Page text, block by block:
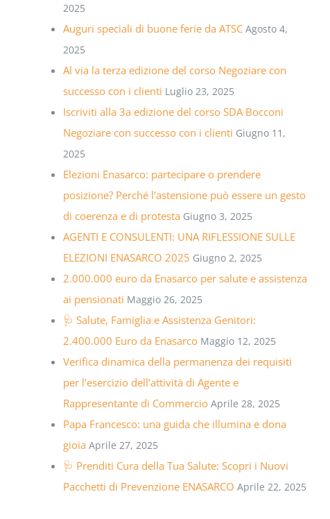
2025
Auguri speciali di buone ferie da ATSC Agosto 4,
2025
Al via la terza edizione del corso Negoziare con
successo con i clienti Luglio 23, 2025
Iscriviti alla 3a edizione del corso SDA Bocconi
Negoziare con successo con i clienti Giugno 11,
2025
Elezioni Enasarco: partecipare o prendere
posizione? Perché l’astensione può essere un gesto
di coerenza e di protesta Giugno 3, 2025
AGENTI E CONSULENTI: UNA RIFLESSIONE SULLE
ELEZIONI ENASARCO 2025 Giugno 2, 2025
2.000.000 euro da Enasarco per salute e assistenza
ai pensionati Maggio 26, 2025
🩺 Salute, Famiglia e Assistenza Genitori:
2.400.000 Euro da Enasarco Maggio 12, 2025
Verifica dinamica della permanenza dei requisiti
per l’esercizio dell’attività di Agente e
Rappresentante di Commercio Aprile 28, 2025
Papa Francesco: una guida che illumina e dona
gioia Aprile 27, 2025
🩺 Prenditi Cura della Tua Salute: Scopri i Nuovi
Pacchetti di Prevenzione ENASARCO Aprile 22, 2025